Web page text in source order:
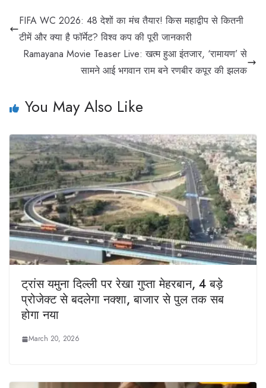
FIFA WC 2026: 48 देशों का मंच तैयार! किस महाद्वीप से कितनी
टीमें और क्या है फॉर्मेट? विश्व कप की पूरी जानकारी
Ramayana Movie Teaser Live: खत्म हुआ इंतजार, ‘रामायण’ से
सामने आई भगवान राम बने रणबीर कपूर की झलक
You May Also Like
ट्रांस यमुना दिल्ली पर रेखा गुप्ता मेहरबान, 4 बड़े
प्रोजेक्ट से बदलेगा नक्शा, बाजार से पुल तक सब
होगा नया
March 20, 2026